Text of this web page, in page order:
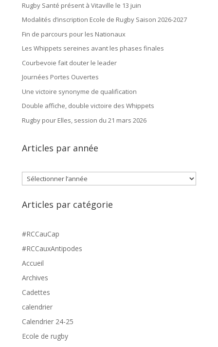
Rugby Santé présent à Vitaville le 13 juin
Modalités d’inscription Ecole de Rugby Saison 2026-2027
Fin de parcours pour les Nationaux
Les Whippets sereines avant les phases finales
Courbevoie fait douter le leader
Journées Portes Ouvertes
Une victoire synonyme de qualification
Double affiche, double victoire des Whippets
Rugby pour Elles, session du 21 mars 2026
Articles par année
Archives
Articles par catégorie
#RCCauCap
#RCCauxAntipodes
Accueil
Archives
Cadettes
calendrier
Calendrier 24-25
Ecole de rugby